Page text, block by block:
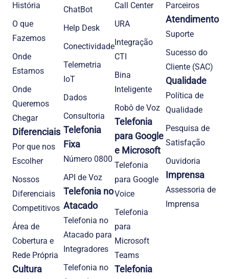
História
O que
Fazemos
Onde
Estamos
Onde
Queremos
Chegar
Diferenciais
Por que nos
Escolher
Nossos
Diferenciais
Competitivos
Área de
Cobertura e
Rede Própria
Cultura
ChatBot
Help Desk
Conectividade
Telemetria
IoT
Dados
Consultoria
Telefonia
Fixa
Número 0800
API de Voz
Telefonia no
Atacado
Telefonia no
Atacado para
Integradores
Telefonia no
Call Center
URA
Integração
CTI
Bina
Inteligente
Robô de Voz
Telefonia
para Google
e Microsoft
Telefonia
para Google
Voice
Telefonia
para
Microsoft
Teams
Telefonia
Parceiros
Atendimento
Suporte
Sucesso do
Cliente (SAC)
Qualidade
Política de
Qualidade
Pesquisa de
Satisfação
Ouvidoria
Imprensa
Assessoria de
Imprensa